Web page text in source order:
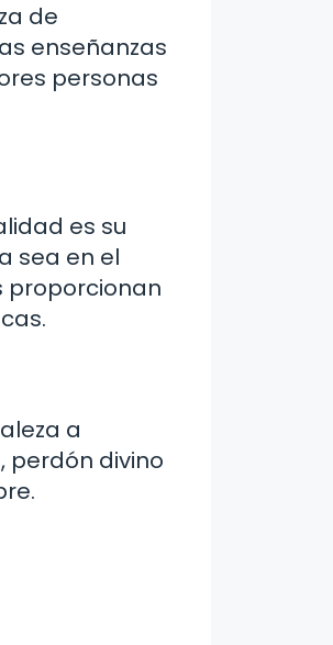
de
enseñanzas
personas
es su
sea en el
proporcionan
a
perdón divino